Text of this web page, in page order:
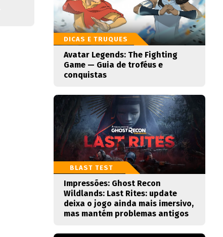
DICAS E TRUQUES
Avatar Legends: The Fighting
Game — Guia de troféus e
conquistas
BLAST TEST
Impressões: Ghost Recon
Wildlands: Last Rites: update
deixa o jogo ainda mais imersivo,
mas mantém problemas antigos